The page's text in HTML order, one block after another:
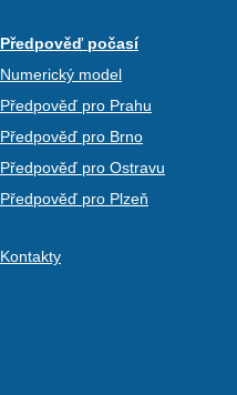
Předpověď počasí
Numerický model
Předpověď pro Prahu
Předpověď pro Brno
Předpověď pro Ostravu
Předpověď pro Plzeň
Kontakty